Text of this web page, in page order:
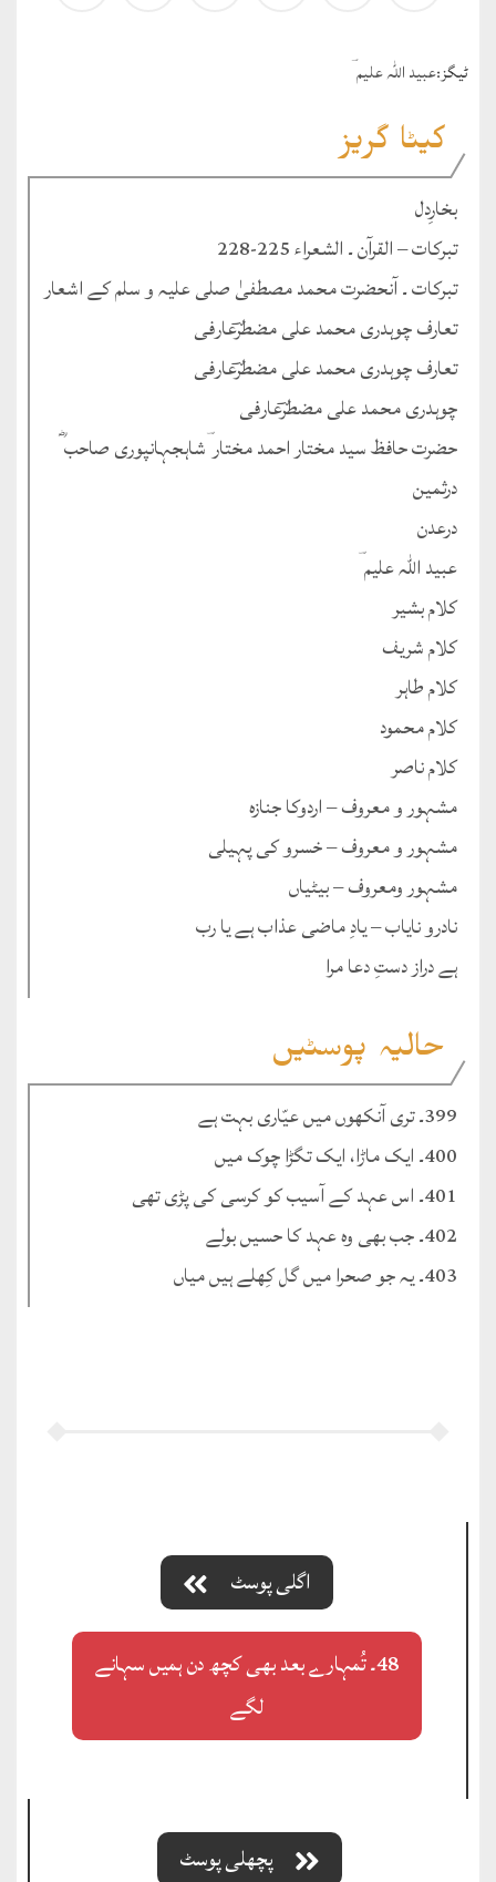
ٹيگز:عبید اللہ علیم ؔ
کیٹا گریز
بخارِدل
تبرکات – القرآن ۔ الشعراء 225-228
تبرکات ۔ آنحضرت محمد مصطفیٰ صلی علیہ و سلم کے اشعار
تعارف چوہدری محمد علی مضطرؔعارفی
تعارف چوہدری محمد علی مضطرؔعارفی
چوہدری محمد علی مضطرؔعارفی
حضرت حافظ سید مختار احمد مختار ؔشاہجہانپوری صاحب ؓ
درثمین
درعدن
عبید اللہ علیم ؔ
کلام بشیر
کلام شریف
کلام طاہر
کلام محمود
کلام ناصر
مشہور و معروف – اردوکا جنازہ
مشہور و معروف – خسرو کی پہیلی
مشہور ومعروف – بیٹیاں
نادرو نایاب – یادِ ماضی عذاب ہے یا رب
ہے دراز دستِ دعا مرا
حالیہ پوسٹیں
399۔ تری آنکھوں میں عیّاری بہت ہے
400۔ ایک ماڑا، ایک تگڑا چوک میں
401۔ اس عہد کے آسیب کو کرسی کی پڑی تھی
402۔ جب بھی وہ عہد کا حسیں بولے
403۔ یہ جو صحرا میں گل کِھلے ہیں میاں
اگلی پوسٹ
48۔ تُمہارے بعد بھی کچھ دن ہمیں سہانے
لگے
پچھلی پوسٹ